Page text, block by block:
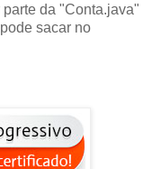
da "Conta.java"
sacar no